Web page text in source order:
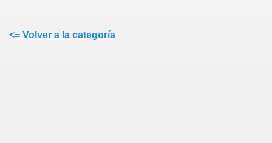
<= Volver a la categoría